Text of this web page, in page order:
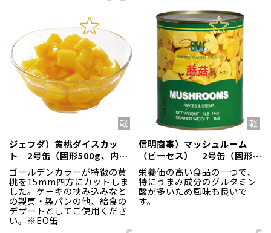
ジェフダ）黄桃ダイスカッ
ト 2号缶（固形500g、内容
総量850g）
ゴールデンカラーが特徴の黄
桃を15mm四方にカットしま
した。ケーキの挟み込みなど
の製菓・製パンの他、給食の
デザートとしてご使用くださ
い。※EO缶
信明商事）マッシュルーム
（ピーセス） 2号缶（固形
454g）
栄養価の高い食品の一つで、
特にうまみ成分のグルタミン
酸が多いため風味も良いで
す。